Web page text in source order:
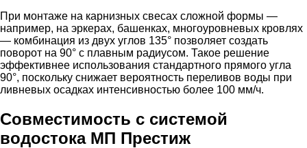
При монтаже на карнизных свесах сложной формы —
например, на эркерах, башенках, многоуровневых кровлях
— комбинация из двух углов 135° позволяет создать
поворот на 90° с плавным радиусом. Такое решение
эффективнее использования стандартного прямого угла
90°, поскольку снижает вероятность переливов воды при
ливневых осадках интенсивностью более 100 мм/ч.
Совместимость с системой
водостока МП Престиж